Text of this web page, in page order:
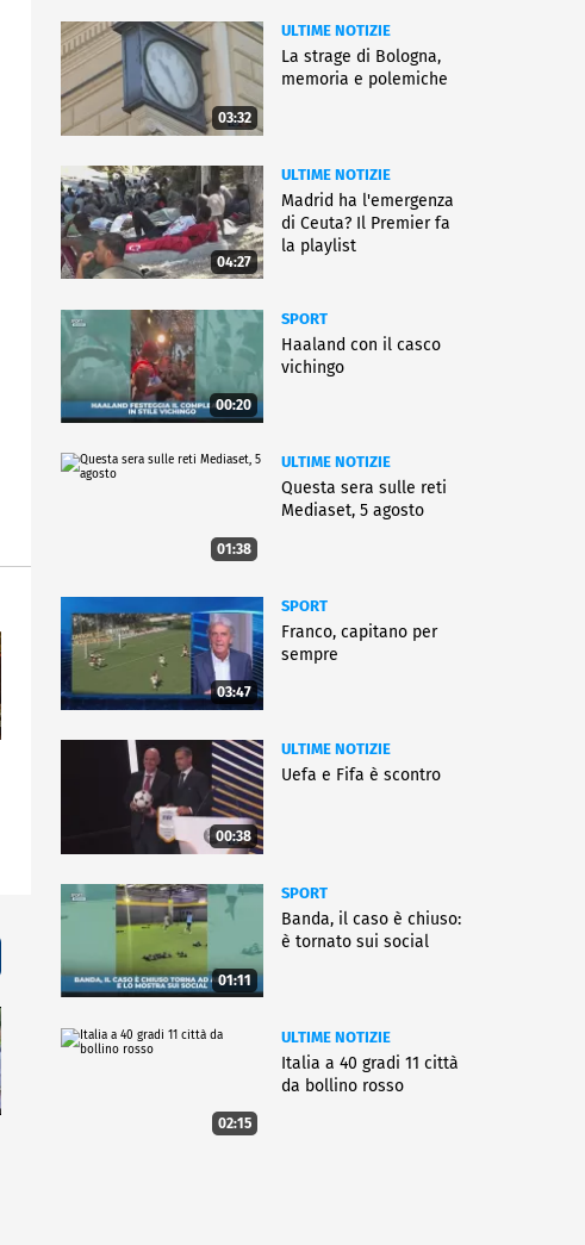
03:32
ULTIME NOTIZIE
La strage di Bologna,
memoria e polemiche
04:27
ULTIME NOTIZIE
Madrid ha l'emergenza
di Ceuta? Il Premier fa
la playlist
00:20
SPORT
Haaland con il casco
vichingo
01:38
ULTIME NOTIZIE
Questa sera sulle reti
Mediaset, 5 agosto
03:47
SPORT
Franco, capitano per
sempre
00:38
ULTIME NOTIZIE
Uefa e Fifa è scontro
01:11
SPORT
Banda, il caso è chiuso:
è tornato sui social
02:15
ULTIME NOTIZIE
Italia a 40 gradi 11 città
da bollino rosso